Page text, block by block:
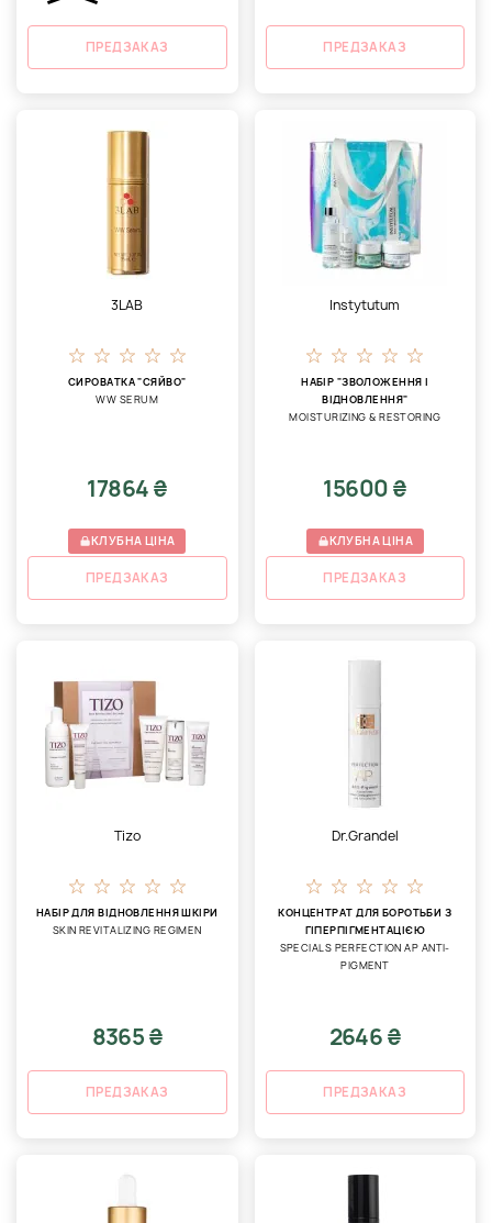
ПРЕДЗАКАЗ ПРЕДЗАКАЗ
3LAB
СИРОВАТКА "СЯЙВО"
WW SERUM
17864 ₴
КЛУБНА ЦІНА
ПРЕДЗАКАЗ
Instytutum
НАБІР "ЗВОЛОЖЕННЯ І
ВІДНОВЛЕННЯ"
MOISTURIZING & RESTORING
15600 ₴
КЛУБНА ЦІНА
ПРЕДЗАКАЗ
Tizo
НАБІР ДЛЯ ВІДНОВЛЕННЯ ШКІРИ
SKIN REVITALIZING REGIMEN
8365 ₴
ПРЕДЗАКАЗ
Dr.Grandel
КОНЦЕНТРАТ ДЛЯ БОРОТЬБИ З
ГІПЕРПІГМЕНТАЦІЄЮ
SPECIALS PERFECTION AP ANTI-
PIGMENT
2646 ₴
ПРЕДЗАКАЗ